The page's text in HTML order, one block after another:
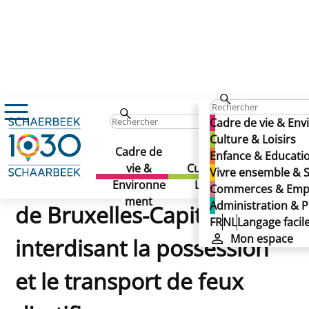
Cadre de vie &
Culture & Loisirs
Enfance &
Vivre ensemble &
Commerces &
Administration &
FRNLLangage
Mon espace
Cadre de
vie &
Environne
ment
Culture &
Loisirs
Enfance
Arrêté du Ministre-Président de la Région de
Arrêté du Ministre-
Président de la Région
de Bruxelles-Capitale
interdisant la possession
et le transport de feux